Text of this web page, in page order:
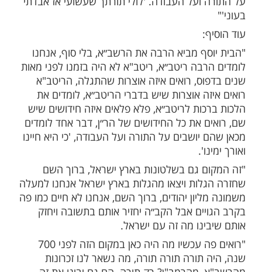
תלמיד של הרמב״ן והעמיד תלמידים. מסורת
היה תלמידו, אחר כך העמיד את הר״ן והר״ן
המגיד משנה.
אחד, פה בספרד לפני מאות שנים היה
מאות שנים היה רדיפות עד שלפני למעלה
שנה היה גירוש ספרד, כל הקברות של כל
הרשב״א והרן והריטב״א השמידו, אולם
דבר אחד רואים מה שהחזיק אותם בזה,
שסבלו מהאינקויזיציה ונוצרים, ישבו
ועל העבודה. 'לולי תורתך שעשועי אז אבדתי
מביא הרבה את הרשב״א, בלי סוף, אנחנו